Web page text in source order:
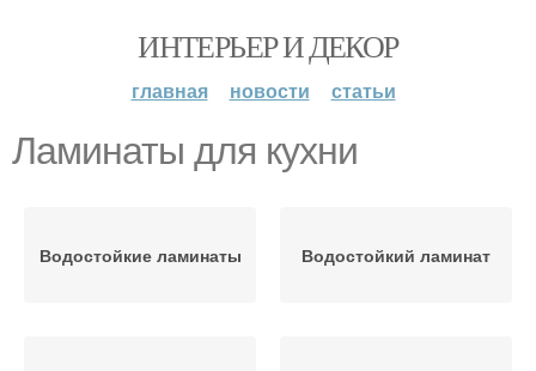
ИНТЕРЬЕР И ДЕКОР
главная новости статьи
Ламинаты для кухни
Водостойкие ламинаты Водостойкий ламинат